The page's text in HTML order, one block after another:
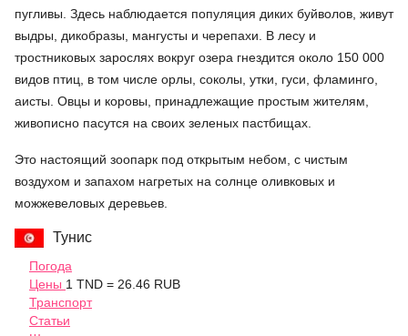
пугливы. Здесь наблюдается популяция диких буйволов, живут
выдры, дикобразы, мангусты и черепахи. В лесу и
тростниковых зарослях вокруг озера гнездится около 150 000
видов птиц, в том числе орлы, соколы, утки, гуси, фламинго,
аисты. Овцы и коровы, принадлежащие простым жителям,
живописно пасутся на своих зеленых пастбищах.
Это настоящий зоопарк под открытым небом, с чистым
воздухом и запахом нагретых на солнце оливковых и
можжевеловых деревьев.
Тунис
Погода
Цены 1 TND = 26.46 RUB
Транспорт
Статьи